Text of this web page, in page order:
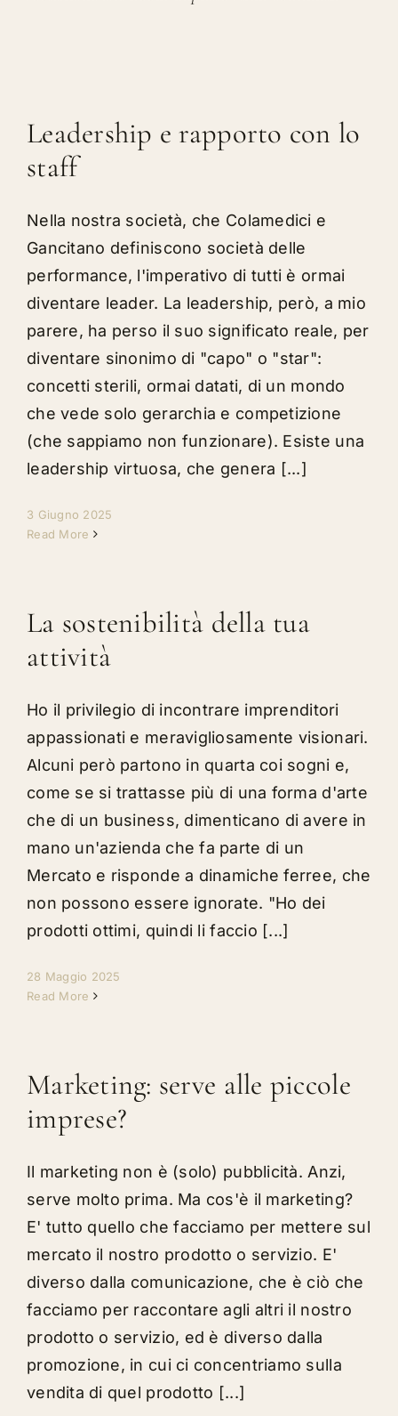
Leadership e rapporto con lo
staff
Nella nostra società, che Colamedici e
Gancitano definiscono società delle
performance, l'imperativo di tutti è ormai
diventare leader. La leadership, però, a mio
parere, ha perso il suo significato reale, per
diventare sinonimo di "capo" o "star":
concetti sterili, ormai datati, di un mondo
che vede solo gerarchia e competizione
(che sappiamo non funzionare). Esiste una
leadership virtuosa, che genera [...]
3 Giugno 2025
Read More
La sostenibilità della tua
attività
Ho il privilegio di incontrare imprenditori
appassionati e meravigliosamente visionari.
Alcuni però partono in quarta coi sogni e,
come se si trattasse più di una forma d'arte
che di un business, dimenticano di avere in
mano un'azienda che fa parte di un
Mercato e risponde a dinamiche ferree, che
non possono essere ignorate. "Ho dei
prodotti ottimi, quindi li faccio [...]
28 Maggio 2025
Read More
Marketing: serve alle piccole
imprese?
Il marketing non è (solo) pubblicità. Anzi,
serve molto prima. Ma cos'è il marketing?
E' tutto quello che facciamo per mettere sul
mercato il nostro prodotto o servizio. E'
diverso dalla comunicazione, che è ciò che
facciamo per raccontare agli altri il nostro
prodotto o servizio, ed è diverso dalla
promozione, in cui ci concentriamo sulla
vendita di quel prodotto [...]